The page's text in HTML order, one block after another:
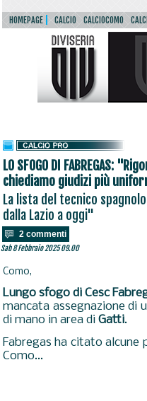
HOMEPAGE
CALCIO CALCIOCOMO
LO SFOGO DI FABREGAS:
chiediamo giudizi più
La lista del tecnico
dalla Lazio a oggi"
2 commenti
Sab 8 Febbraio 2025 09.00
Como,
Lungo sfogo di Cesc
mancata assegnazione di
di mano in area di Gatti.
Fabregas ha citato
Como...